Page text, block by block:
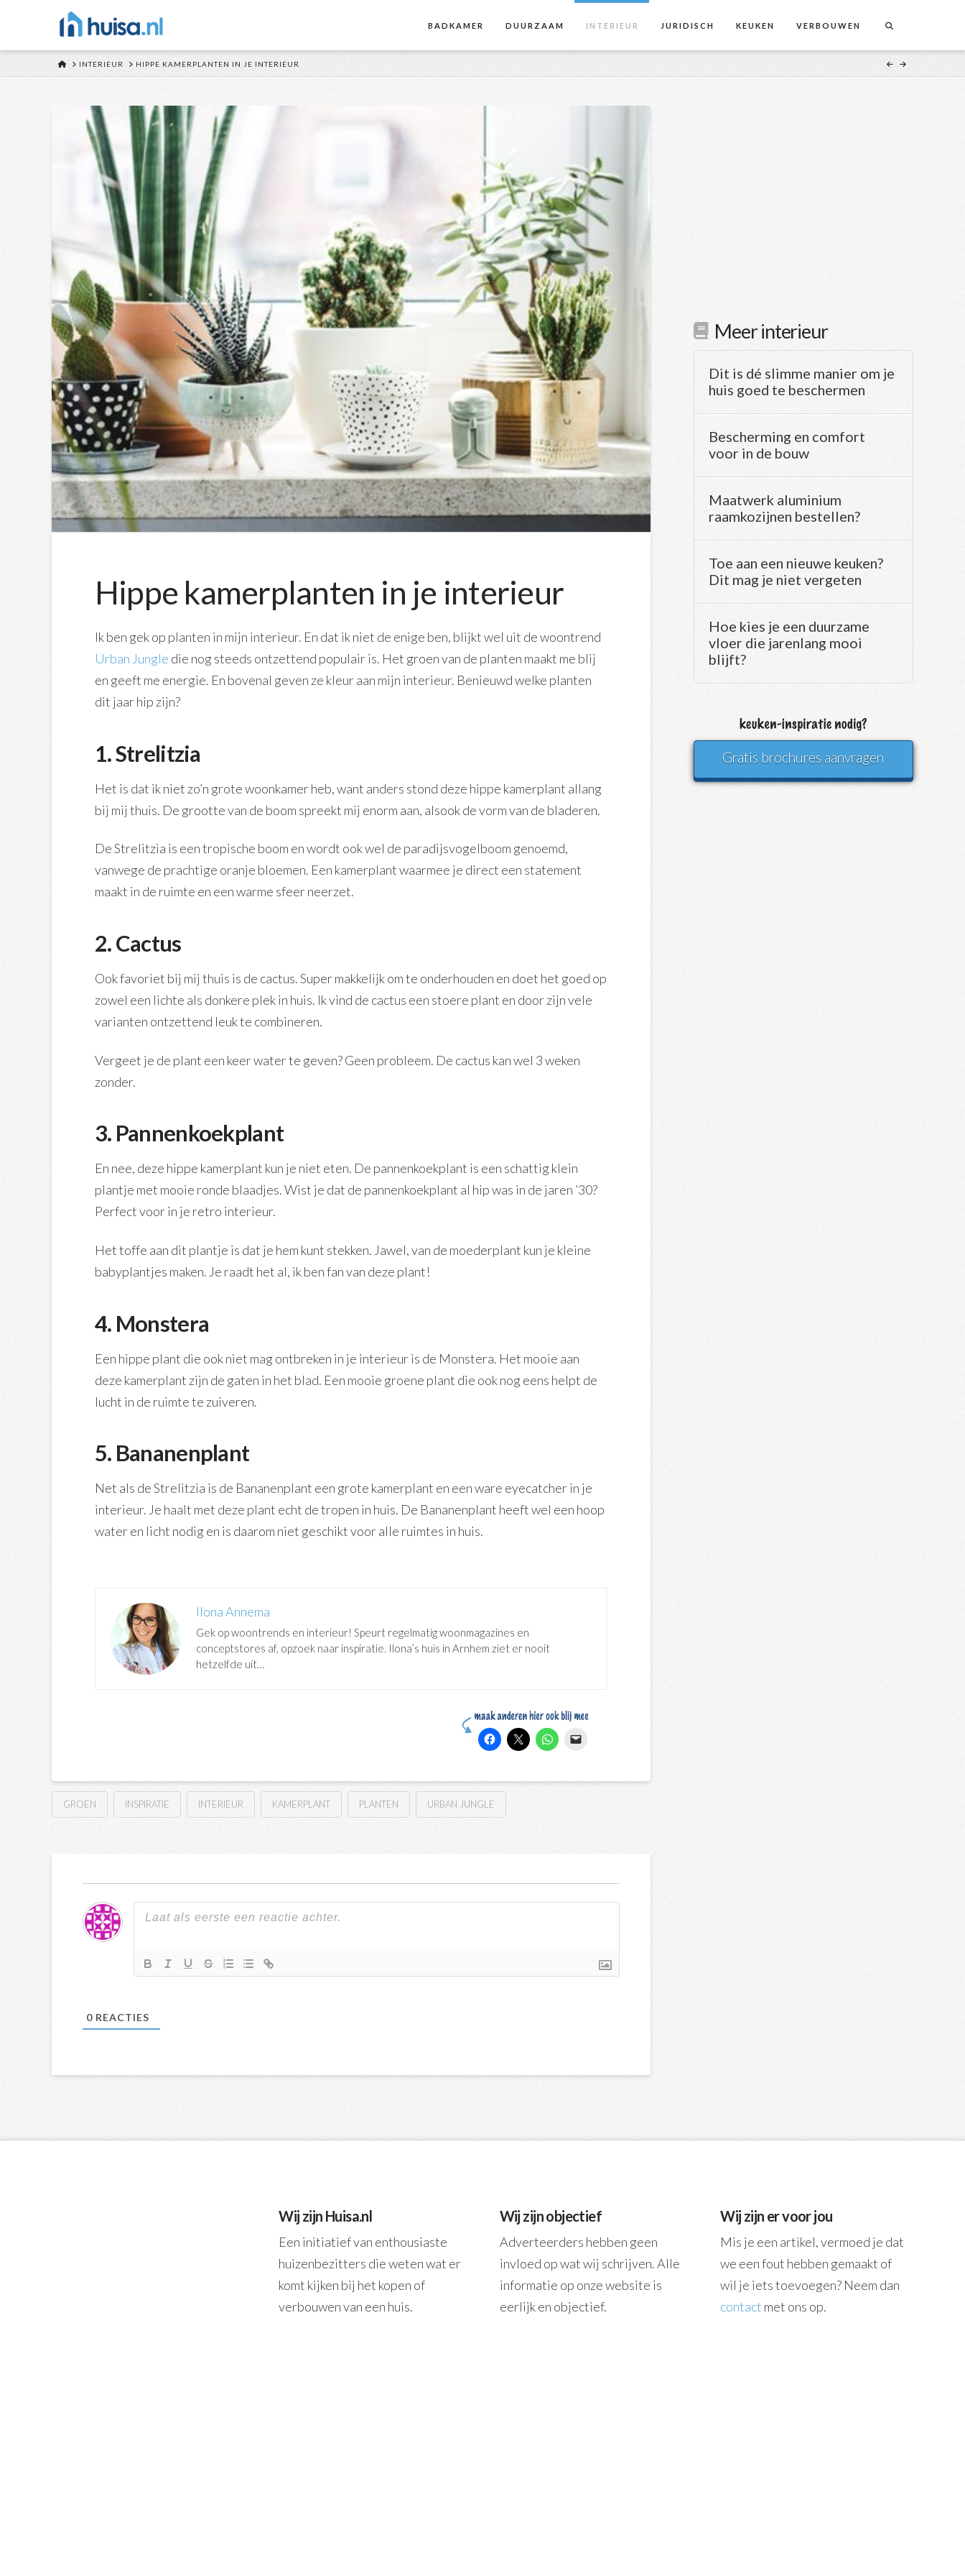
BADKAMER DUURZAAM INTERIEUR JURIDISCH KEUKEN VERBOUWEN
HOMEINTERIEUR HIPPE KAMERPLANTEN IN JE INTERIEUR
Hippe kamerplanten in je interieur
Ik ben gek op planten in mijn interieur. En dat ik niet de enige ben, blijkt wel uit de woontrend
Urban Jungle die nog steeds ontzettend populair is. Het groen van de planten maakt me blij
en geeft me energie. En bovenal geven ze kleur aan mijn interieur. Benieuwd welke planten
dit jaar hip zijn?
1. Strelitzia
Het is dat ik niet zo’n grote woonkamer heb, want anders stond deze hippe kamerplant allang
bij mij thuis. De grootte van de boom spreekt mij enorm aan, alsook de vorm van de bladeren.
De Strelitzia is een tropische boom en wordt ook wel de paradijsvogelboom genoemd,
vanwege de prachtige oranje bloemen. Een kamerplant waarmee je direct een statement
maakt in de ruimte en een warme sfeer neerzet.
2. Cactus
Ook favoriet bij mij thuis is de cactus. Super makkelijk om te onderhouden en doet het goed op
zowel een lichte als donkere plek in huis. Ik vind de cactus een stoere plant en door zijn vele
varianten ontzettend leuk te combineren.
Vergeet je de plant een keer water te geven? Geen probleem. De cactus kan wel 3 weken
zonder.
3. Pannenkoekplant
En nee, deze hippe kamerplant kun je niet eten. De pannenkoekplant is een schattig klein
plantje met mooie ronde blaadjes. Wist je dat de pannenkoekplant al hip was in de jaren ’30?
Perfect voor in je retro interieur.
Het toffe aan dit plantje is dat je hem kunt stekken. Jawel, van de moederplant kun je kleine
babyplantjes maken. Je raadt het al, ik ben fan van deze plant!
4. Monstera
Een hippe plant die ook niet mag ontbreken in je interieur is de Monstera. Het mooie aan
deze kamerplant zijn de gaten in het blad. Een mooie groene plant die ook nog eens helpt de
lucht in de ruimte te zuiveren.
5. Bananenplant
Net als de Strelitzia is de Bananenplant een grote kamerplant en een ware eyecatcher in je
interieur. Je haalt met deze plant echt de tropen in huis. De Bananenplant heeft wel een hoop
water en licht nodig en is daarom niet geschikt voor alle ruimtes in huis.
Ilona Annema
Gek op woontrends en interieur! Speurt regelmatig woonmagazines en
conceptstores af, opzoek naar inspiratie. Ilona’s huis in Arnhem ziet er nooit
hetzelfde uit…
GROEN INSPIRATIE INTERIEUR KAMERPLANT PLANTEN URBAN JUNGLE
0 REACTIES
Meer interieur
Dit is dé slimme manier om je
huis goed te beschermen
Bescherming en comfort
voor in de bouw
Maatwerk aluminium
raamkozijnen bestellen?
Toe aan een nieuwe keuken?
Dit mag je niet vergeten
Hoe kies je een duurzame
vloer die jarenlang mooi
blijft?
Gratis brochures aanvragen
Wij zijn Huisa.nl
Een initiatief van enthousiaste
huizenbezitters die weten wat er
komt kijken bij het kopen of
verbouwen van een huis.
Wij zijn objectief
Adverteerders hebben geen
invloed op wat wij schrijven. Alle
informatie op onze website is
eerlijk en objectief.
Wij zijn er voor jou
Mis je een artikel, vermoed je dat
we een fout hebben gemaakt of
wil je iets toevoegen? Neem dan
contact met ons op.